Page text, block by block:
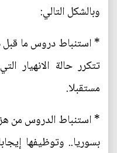
وبالشكل التالي:
* استنباط دروس ما قبل
تتكرر حالة الانهيار
مستقبلا.
* استنباط الدروس من
بسوريا.. وتوظيفها